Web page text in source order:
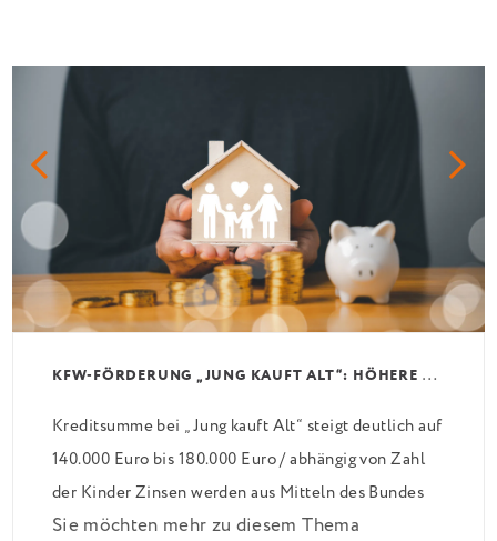
K
FW-FÖRDERUNG „JUNG KAUFT ALT“: HÖHERE KREDITE AB AUGUST 2026
Kreditsumme bei „Jung kauft Alt“ steigt deutlich auf
140.000 Euro bis 180.000 Euro / abhängig von Zahl
der Kinder Zinsen werden aus Mitteln des Bundes
verbilligt: Heutiger Zins bei 0,53 Prozent effektiv
Sie möchten mehr zu diesem Thema